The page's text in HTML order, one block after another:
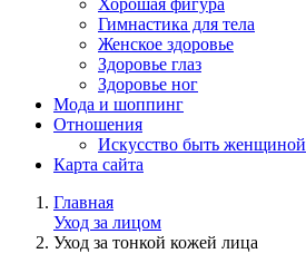
Гимнастика для тела
Женское здоровье
Здоровье глаз
Здоровье ног
Мода и шоппинг
Отношения
Искусство быть женщиной
Карта сайта
Главная
Уход за лицом
Уход за тонкой кожей лица